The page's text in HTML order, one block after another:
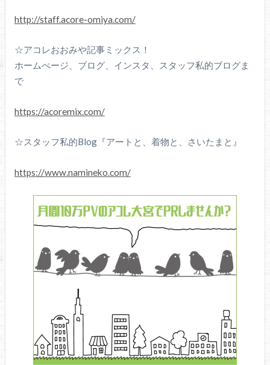
http://staff.acore-omiya.com/
☆アコレおおみや記事ミックス！
ホームぺージ、ブログ、インスタ、スタッフ私的ブログま
で
https://acoremix.com/
☆スタッフ私的Blog『アートと、着物と、さいたまと』
https://www.namineko.com/